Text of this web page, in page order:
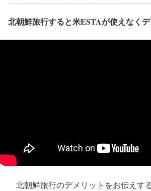
北朝鮮旅行すると米ESTAが使えなく
北朝鮮旅行のデメリットをお伝えす